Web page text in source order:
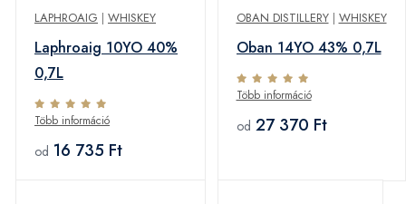
LAPHROAIG | WHISKEY
Laphroaig 10YO 40%
0,7L
Több információ
od 16 735 Ft
OBAN DISTILLERY| WHISKEY
Oban 14YO 43% 0,7L
Több információ
od 27 370 Ft